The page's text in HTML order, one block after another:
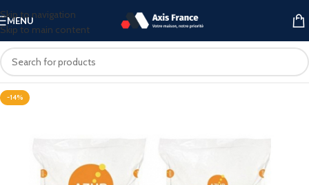
Skip to navigation
Skip to main content
MENU
-14%